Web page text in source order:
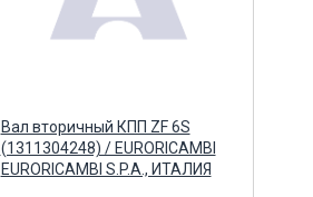
Вал вторичный КПП ZF 6S
(1311304248) / EURORICAMBI
EURORICAMBI S.P.A., ИТАЛИЯ